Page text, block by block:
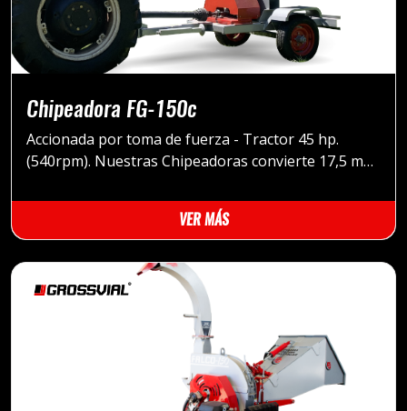
Chipeadora FG-150c
Accionada por toma de fuerza - Tractor 45 hp.
(540rpm). Nuestras Chipeadoras convierte 17,5 m3
VER MÁS